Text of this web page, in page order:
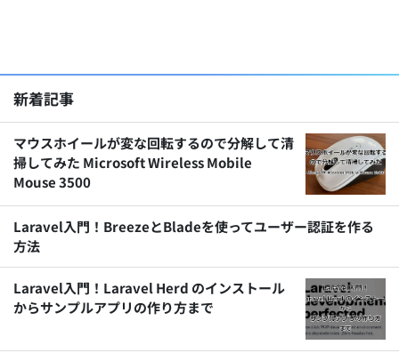
新着記事
マウスホイールが変な回転するので分解して清
掃してみた Microsoft Wireless Mobile
Mouse 3500
Laravel入門！BreezeとBladeを使ってユーザー認証を作る
方法
Laravel入門！Laravel Herd のインストール
からサンプルアプリの作り方まで